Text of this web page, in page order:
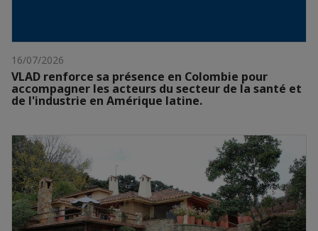
16/07/2026
VLAD renforce sa présence en Colombie pour
accompagner les acteurs du secteur de la santé et
de l'industrie en Amérique latine.